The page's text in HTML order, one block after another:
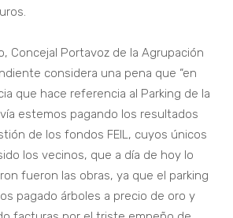
Concejal Portavoz de la Agrupación
considera una pena que “en
que hace referencia al Parking de la
estemos pagando los resultados
de los fondos FEIL, cuyos únicos
los vecinos, que a día de hoy lo
fueron las obras, ya que el parking
pagado árboles a precio de oro y